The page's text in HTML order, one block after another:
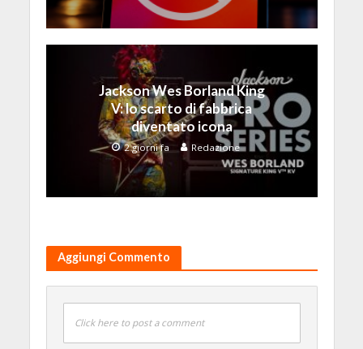
Jackson Wes Borland King
V: lo scarto di fabbrica
diventato icona
2 giorni fa Redazione
Aggiungi Commento
Click here to post a comment